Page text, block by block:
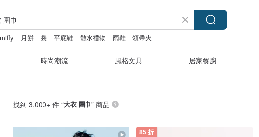
miffy 月餅 袋 平底鞋 散水禮物 雨鞋 領帶夾
時尚潮流 風格文具 居家餐廚
找到 3,000+ 件 “大衣 圍巾” 商品
85 折